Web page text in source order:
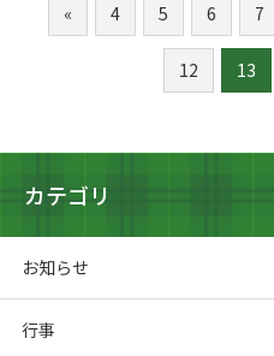
« 4 5 6 7
12 13
カテゴリ
お知らせ
行事